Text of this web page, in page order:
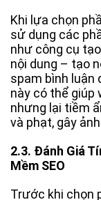
Khi lựa chọn
sử dụng các
như công cụ
nội dung – tạo
spam bình luận
này có thể giúp
nhưng lại tiềm
và phạt, gây
2.3. Đánh Giá
Mềm SEO
Trước khi chọn